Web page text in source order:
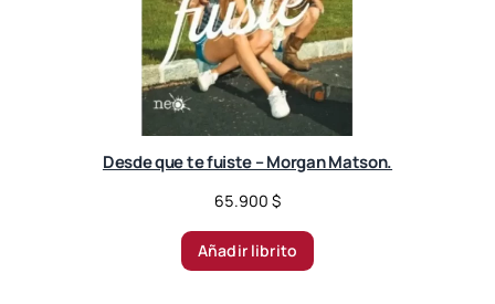
Desde que te fuiste – Morgan Matson.
65.900 $
Añadir librito